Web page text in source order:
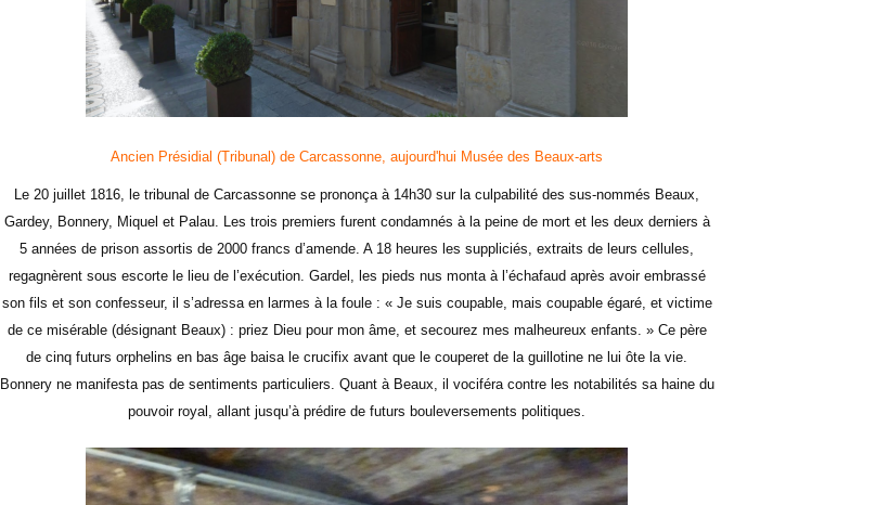
Ancien Présidial (Tribunal) de Carcassonne, aujourd'hui Musée des Beaux-arts
Le 20 juillet 1816, le tribunal de Carcassonne se prononça à 14h30 sur la culpabilité des sus-nommés Beaux,
Gardey, Bonnery, Miquel et Palau. Les trois premiers furent condamnés à la peine de mort et les deux derniers à
5 années de prison assortis de 2000 francs d’amende. A 18 heures les suppliciés, extraits de leurs cellules,
regagnèrent sous escorte le lieu de l’exécution. Gardel, les pieds nus monta à l’échafaud après avoir embrassé
son fils et son confesseur, il s’adressa en larmes à la foule : « Je suis coupable, mais coupable égaré, et victime
de ce misérable (désignant Beaux) : priez Dieu pour mon âme, et secourez mes malheureux enfants. » Ce père
de cinq futurs orphelins en bas âge baisa le crucifix avant que le couperet de la guillotine ne lui ôte la vie.
Bonnery ne manifesta pas de sentiments particuliers. Quant à Beaux, il vociféra contre les notabilités sa haine du
pouvoir royal, allant jusqu’à prédire de futurs bouleversements politiques.